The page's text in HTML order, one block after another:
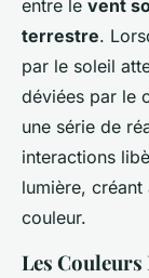
entre le vent
terrestre.
par le soleil
déviées par le
une série de
interactions
lumière,
couleur.
Les